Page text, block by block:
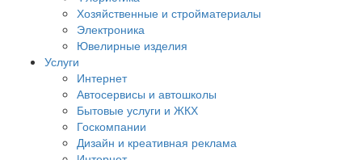
Хозяйственные и стройматериалы
Электроника
Ювелирные изделия
Услуги
Интернет
Автосервисы и автошколы
Бытовые услуги и ЖКХ
Госкомпании
Дизайн и креативная реклама